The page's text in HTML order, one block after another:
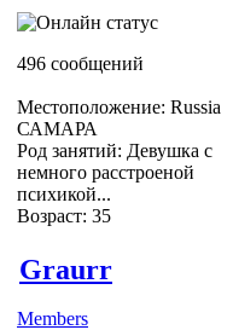
496 сообщений
Местоположение: Russia
САМАРА
Род занятий: Девушка с
немного расстроеной
психикой...
Возраст: 35
Graurr
Members